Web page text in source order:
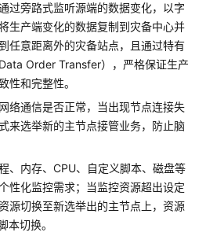
过旁路式监听源端的数据变化，以字
生产端变化的数据复制到灾备中心并
任意距离外的灾备站点，且通过特有
Order Transfer），严格保证生产
性和完整性。
络通信是否正常，当出现节点连接失
来选举新的主节点接管业务，防止脑
、内存、CPU、自定义脚本、磁盘等
性化监控需求；当监控资源超出设定
源切换至新选举出的主节点上，资源
本切换。